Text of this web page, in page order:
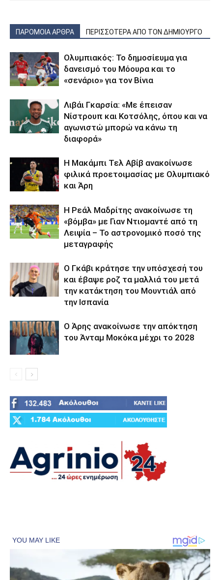
ΠΑΡΟΜΟΙΑ ΑΡΘΡΑ ΠΕΡΙΣΣΟΤΕΡΑ ΑΠΟ ΤΟΝ ΔΗΜΙΟΥΡΓΟ
Ολυμπιακός: Το δημοσίευμα για
δανεισμό του Μόουρα και το
«σενάριο» για τον Βίνια
Λιβάι Γκαρσία: «Με έπεισαν
Νίστρουπ και Κοτσόλης, όπου και να
αγωνιστώ μπορώ να κάνω τη
διαφορά»
Η Μακάμπι Τελ Αβίβ ανακοίνωσε
φιλικά προετοιμασίας με Ολυμπιακό
και Άρη
Η Ρεάλ Μαδρίτης ανακοίνωσε τη
«βόμβα» με Γιαν Ντιομαντέ από τη
Λειψία – Το αστρονομικό ποσό της
μεταγραφής
Ο Γκάβι κράτησε την υπόσχεσή του
και έβαψε ροζ τα μαλλιά του μετά
την κατάκτηση του Μουντιάλ από
την Ισπανία
Ο Άρης ανακοίνωσε την απόκτηση
του Άνταμ Μοκόκα μέχρι το 2028